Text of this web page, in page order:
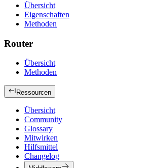
Übersicht
Eigenschaften
Methoden
Router
Übersicht
Methoden
Ressourcen
Übersicht
Community
Glossary
Mitwirken
Hilfsmittel
Changelog